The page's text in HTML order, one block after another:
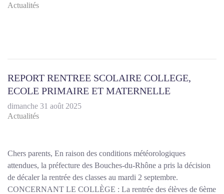
Actualités
REPORT RENTREE SCOLAIRE COLLEGE,
ECOLE PRIMAIRE ET MATERNELLE
dimanche 31 août 2025
Actualités
Chers parents, En raison des conditions météorologiques
attendues, la préfecture des Bouches-du-Rhône a pris la décision
de décaler la rentrée des classes au mardi 2 septembre.
CONCERNANT LE COLLÈGE : La rentrée des élèves de 6ème